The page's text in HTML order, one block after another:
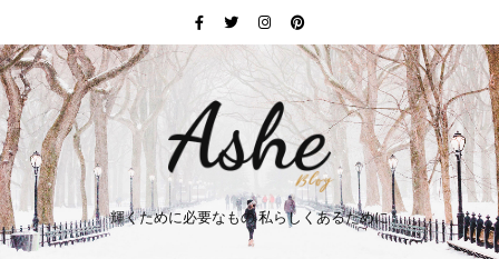
輝くために必要なもの 私らしくあるために